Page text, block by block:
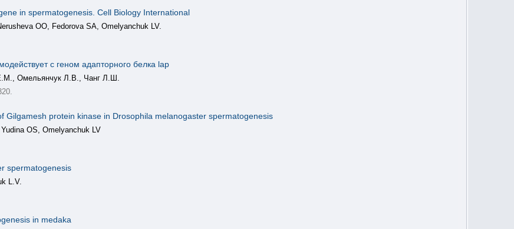
in spermatogenesis. Cell Biology International
OO, Fedorova SA, Omelyanchuk LV.
с геном адапторного белка lap
Омельянчук Л.В., Чанг Л.Ш.
Gilgamesh protein kinase in Drosophila melanogaster spermatogenesis
OS, Omelyanchuk LV
spermatogenesis
L.V.
in medaka